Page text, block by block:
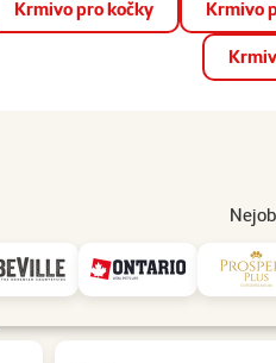
📱 Stáhněte si novou
Krmivo pro kočky Krmivo
Prodejny